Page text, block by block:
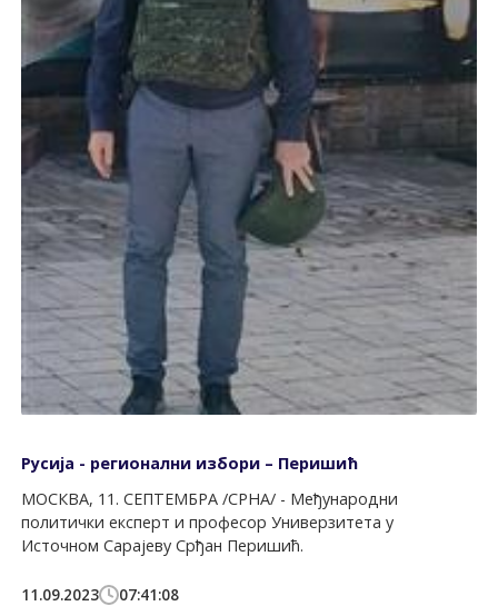
Русија - регионални избори – Перишић
МОСКВА, 11. СЕПТЕМБРА /СРНА/ - Међународни
политички експерт и професор Универзитета у
Источном Сарајеву Срђан Перишић.
11.09.2023 07:41:08